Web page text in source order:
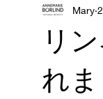
リ
れ
Mary